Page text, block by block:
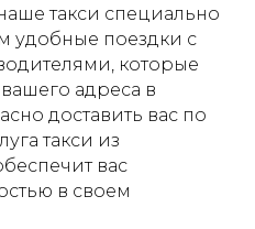
такси специально
удобные поездки с
которые
вашего адреса в
доставить вас по
такси из
вас
в своем